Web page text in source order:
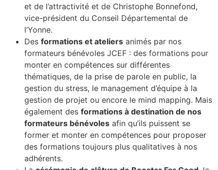
et de l’attractivité et de Christophe Bonnefond,
vice-président du Conseil Départemental de
l’Yonne.
Des formations et ateliers animés par nos
formateurs bénévoles JCEF : des formations pour
monter en compétences sur différentes
thématiques, de la prise de parole en public, la
gestion du stress, le management d’équipe à la
gestion de projet ou encore le mind mapping. Mais
également des formations à destination de nos
formateurs bénévoles afin qu’ils puissent se
former et monter en compétences pour proposer
des formations toujours plus qualitatives à nos
adhérents.